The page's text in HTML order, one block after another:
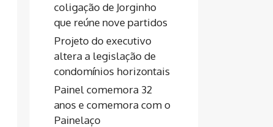
coligação de Jorginho
que reúne nove partidos
Projeto do executivo
altera a legislação de
condomínios horizontais
Painel comemora 32
anos e comemora com o
Painelaço